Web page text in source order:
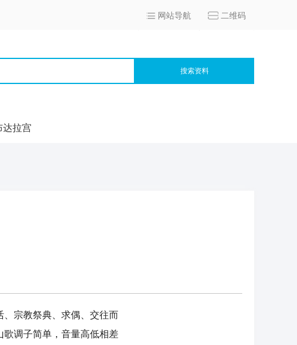
网站导航 二维码
搜索资料
达拉宫
宗教祭典、求偶、交往而
歌调子简单，音量高低相差